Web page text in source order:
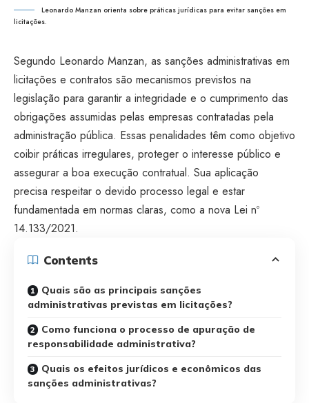
Leonardo Manzan orienta sobre práticas jurídicas para evitar sanções em
licitações.
Segundo Leonardo Manzan, as sanções administrativas em
licitações e contratos são mecanismos previstos na
legislação para garantir a integridade e o cumprimento das
obrigações assumidas pelas empresas contratadas pela
administração pública. Essas penalidades têm como objetivo
coibir práticas irregulares, proteger o interesse público e
assegurar a boa execução contratual. Sua aplicação
precisa respeitar o devido processo legal e estar
fundamentada em normas claras, como a nova Lei nº
14.133/2021.
Contents
Quais são as principais sanções
administrativas previstas em licitações?
Como funciona o processo de apuração de
responsabilidade administrativa?
Quais os efeitos jurídicos e econômicos das
sanções administrativas?